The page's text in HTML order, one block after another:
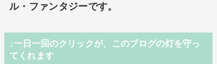
ル・ファンタジーです。
↓一日一回のクリックが、このブログの灯を守っ
てくれます